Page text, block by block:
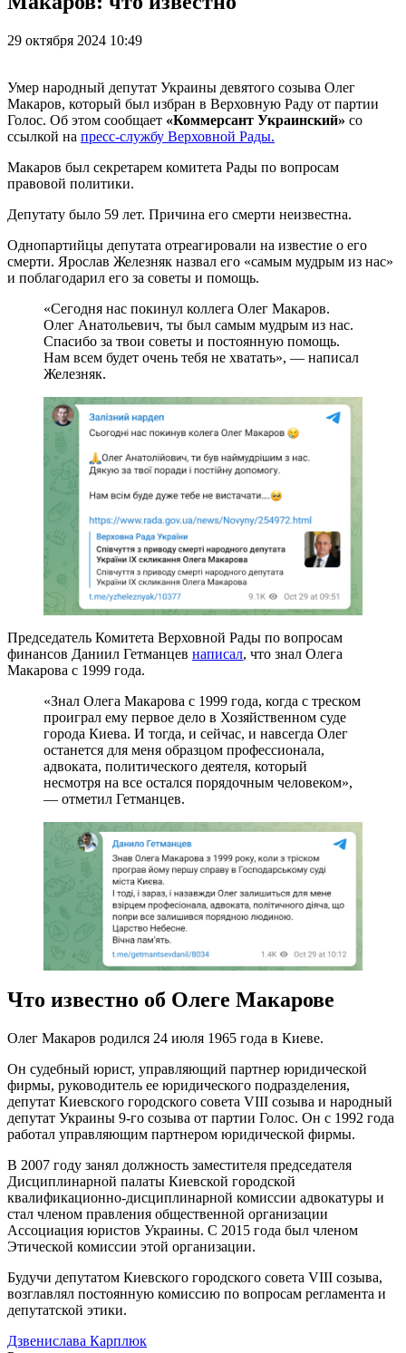
29 октября 2024 10:49
Умер народный депутат Украины девятого созыва Олег
Макаров, который был избран в Верховную Раду от партии
Голос. Об этом сообщает «Коммерсант Украинский» со
ссылкой на пресс-службу Верховной Рады.
Макаров был секретарем комитета Рады по вопросам
правовой политики.
Депутату было 59 лет. Причина его смерти неизвестна.
Однопартийцы депутата отреагировали на известие о его
смерти. Ярослав Железняк назвал его «самым мудрым из нас»
и поблагодарил его за советы и помощь.
«Сегодня нас покинул коллега Олег Макаров.
Олег Анатольевич, ты был самым мудрым из нас.
Спасибо за твои советы и постоянную помощь.
Нам всем будет очень тебя не хватать», — написал
Железняк.
Председатель Комитета Верховной Рады по вопросам
финансов Даниил Гетманцев написал, что знал Олега
Макарова с 1999 года.
«Знал Олега Макарова с 1999 года, когда с треском
проиграл ему первое дело в Хозяйственном суде
города Киева. И тогда, и сейчас, и навсегда Олег
останется для меня образцом профессионала,
адвоката, политического деятеля, который
несмотря на все остался порядочным человеком»,
— отметил Гетманцев.
Что известно об Олеге Макарове
Олег Макаров родился 24 июля 1965 года в Киеве.
Он судебный юрист, управляющий партнер юридической
фирмы, руководитель ее юридического подразделения,
депутат Киевского городского совета VIII созыва и народный
депутат Украины 9-го созыва от партии Голос. Он с 1992 года
работал управляющим партнером юридической фирмы.
В 2007 году занял должность заместителя председателя
Дисциплинарной палаты Киевской городской
квалификационно-дисциплинарной комиссии адвокатуры и
стал членом правления общественной организации
Ассоциация юристов Украины. С 2015 года был членом
Этической комиссии этой организации.
Будучи депутатом Киевского городского совета VIII созыва,
возглавлял постоянную комиссию по вопросам регламента и
депутатской этики.
Дзвенислава Карплюк